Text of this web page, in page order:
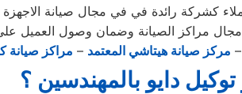
كشركة رائدة في في مجال صيانة الاجهزة
مراكز الصيانة وضمان وصول العميل
– مركز صيانة هيتاشي المعتمد – مراكز صيانة
توكيل دايو بالمهندسين ؟